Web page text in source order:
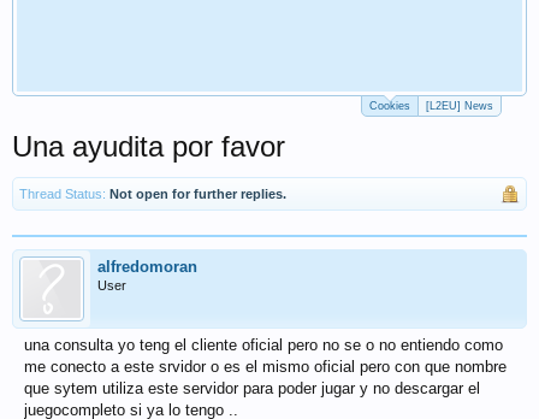
Cookies [L2EU] News
Una ayudita por favor
Thread Status: Not open for further replies.
alfredomoran
User
una consulta yo teng el cliente oficial pero no se o no entiendo como
me conecto a este srvidor o es el mismo oficial pero con que nombre
que sytem utiliza este servidor para poder jugar y no descargar el
juegocompleto si ya lo tengo ..